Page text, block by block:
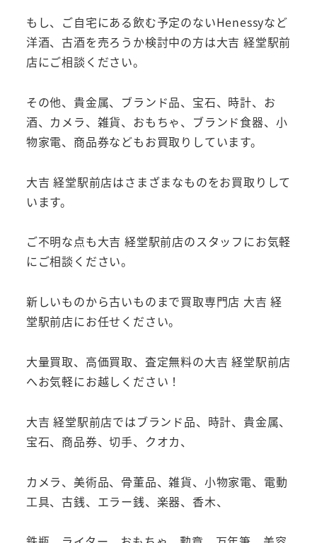
もし、ご自宅にある飲む予定のないHenessyなど
洋酒、古酒を売ろうか検討中の方は大吉 経堂駅前
店にご相談ください。
その他、貴金属、ブランド品、宝石、時計、お
酒、カメラ、雑貨、おもちゃ、ブランド食器、小
物家電、商品券などもお買取りしています。
大吉 経堂駅前店はさまざまなものをお買取りして
います。
ご不明な点も大吉 経堂駅前店のスタッフにお気軽
にご相談ください。
新しいものから古いものまで買取専門店 大吉 経
堂駅前店にお任せください。
大量買取、高価買取、査定無料の大吉 経堂駅前店
へお気軽にお越しください！
大吉 経堂駅前店ではブランド品、時計、貴金属、
宝石、商品券、切手、クオカ、
カメラ、美術品、骨董品、雑貨、小物家電、電動
工具、古銭、エラー銭、楽器、香木、